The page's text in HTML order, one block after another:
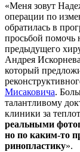
«Меня зовут
операции по
обратилась в
просьбой помочь
предыдущего
Андрея
который
Мисаковича.
талантливому
клиники за
реальными
но по каким-то
ринопластику».